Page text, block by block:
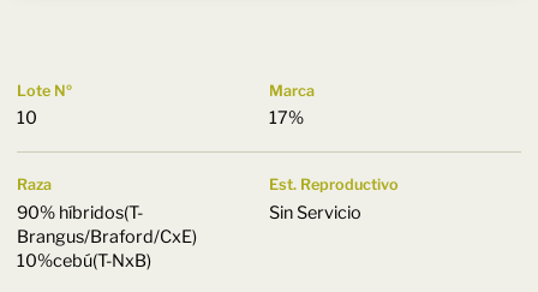
Lote Nº
10
Marca
17%
Raza
90% híbridos(T-
Brangus/Braford/CxE)
10%cebú(T-NxB)
Est. Reproductivo
Sin Servicio